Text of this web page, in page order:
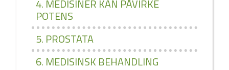
4. MEDISINER KAN PÅVIRKE
POTENS
5. PROSTATA
6. MEDISINSK BEHANDLING